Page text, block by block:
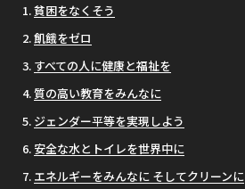
貧困をなくそう
飢餓をゼロ
すべての人に健康と福祉を
質の高い教育をみんなに
ジェンダー平等を実現しよう
安全な水とトイレを世界中に
エネルギーをみんなに そしてクリーンに